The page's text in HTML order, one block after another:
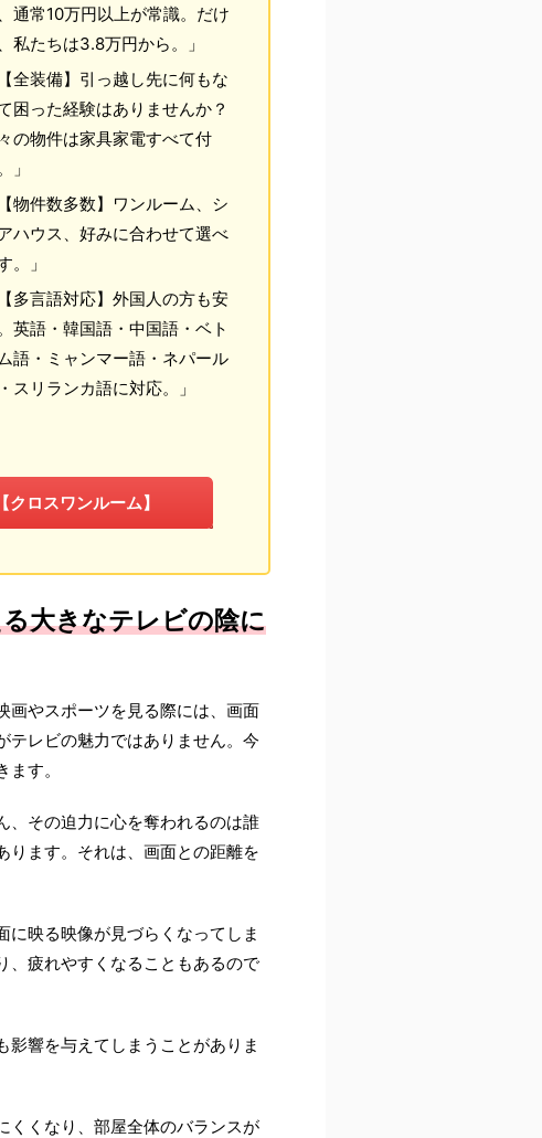
通常10万円以上が常識。だけ
私たちは3.8万円から。」
【全装備】引っ越し先に何もな
困った経験はありませんか？
の物件は家具家電すべて付
」
【物件数多数】ワンルーム、シ
ハウス、好みに合わせて選べ
。」
【多言語対応】外国人の方も安
英語・韓国語・中国語・ベト
語・ミャンマー語・ネパール
スリランカ語に対応。」
ロスワンルーム】
大きなテレビの陰に
画やスポーツを見る際には、画面
テレビの魅力ではありません。今
す。
、その迫力に心を奪われるのは誰
ります。それは、画面との距離を
に映る映像が見づらくなってしま
、疲れやすくなることもあるので
影響を与えてしまうことがありま
くくなり、部屋全体のバランスが